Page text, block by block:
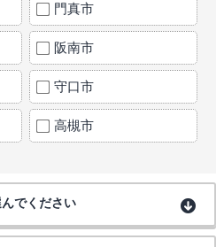
門真市
阪南市
守口市
高槻市
でください